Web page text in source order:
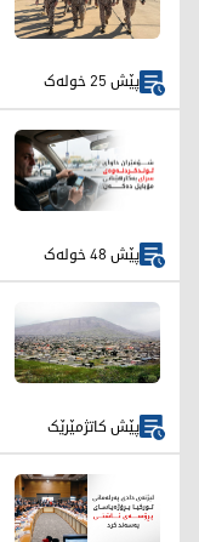
پێش 25 خولەک
پێش 48 خولەک
پێش کاتژمێرێک